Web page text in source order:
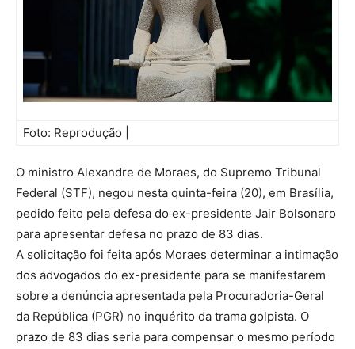
Foto: Reprodução |
O ministro Alexandre de Moraes, do Supremo Tribunal
Federal (STF), negou nesta quinta-feira (20), em Brasília,
pedido feito pela defesa do ex-presidente Jair Bolsonaro
para apresentar defesa no prazo de 83 dias.
A solicitação foi feita após Moraes determinar a intimação
dos advogados do ex-presidente para se manifestarem
sobre a denúncia apresentada pela Procuradoria-Geral
da República (PGR) no inquérito da trama golpista. O
prazo de 83 dias seria para compensar o mesmo período